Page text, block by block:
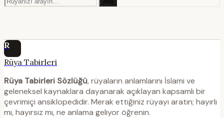
R
Rüya Tabirleri
Rüya Tabirleri Sözlüğü, rüyaların anlamlarını İslami ve
geleneksel kaynaklara dayanarak açıklayan kapsamlı bir
çevrimiçi ansiklopedidir. Merak ettiğiniz rüyayı aratın; hayırlı
mı, hayırsız mı, ne anlama geliyor öğrenin.